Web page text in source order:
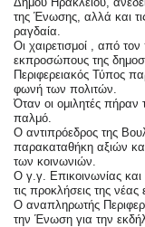
της Ένωσης, αλλά και
ραγδαία.
Οι χαιρετισμοί , από
εκπροσώπους της
Περιφερειακός Τύπος
φωνή των πολιτών.
Όταν οι ομιλητές
παλμό.
Ο αντιπρόεδρος της
παρακαταθήκη αξιών
των κοινωνιών.
Ο γ.γ. Επικοινωνίας και
τις προκλήσεις της
Ο αναπληρωτής
την Ένωση για την